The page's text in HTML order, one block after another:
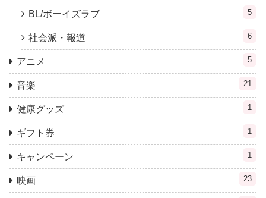
BL/ボーイズラブ 5
社会派・報道 6
アニメ 5
音楽 21
健康グッズ 1
ギフト券 1
キャンペーン 1
映画 23